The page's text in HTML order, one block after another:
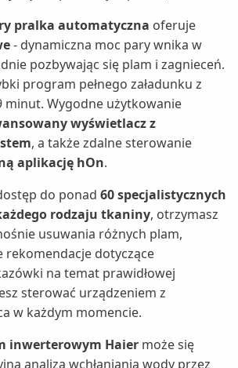
pralka automatyczna oferuje
- dynamiczna moc pary wnika w
pozbywając się plam i zagnieceń.
program pełnego załadunku z
minut. Wygodne użytkowanie
wyświetlacz z
, a także zdalne sterowanie
aplikację hOn.
do ponad 60 specjalistycznych
rodzaju tkaniny, otrzymasz
usuwania różnych plam,
rekomendacje dotyczące
na temat prawidłowej
sterować urządzeniem z
w każdym momencie.
inwerterowym Haier może się
analizą wchłaniania wody przez